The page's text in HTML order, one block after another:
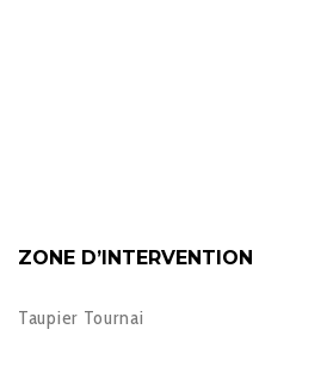
ZONE D’INTERVENTION
Taupier Tournai